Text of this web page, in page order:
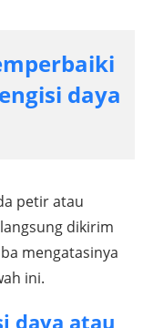
daya
petir atau
dikirim
mengatasinya
ini.
daya atau